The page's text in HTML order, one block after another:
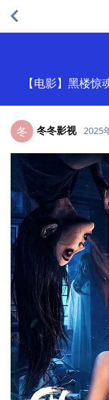
【电影】黑楼
冬 冬冬影视 2025